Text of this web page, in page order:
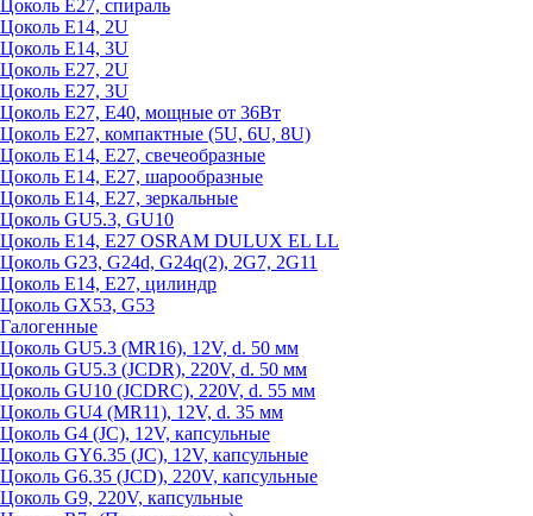
Цоколь Е27, спираль
Цоколь Е14, 2U
Цоколь Е14, 3U
Цоколь Е27, 2U
Цоколь Е27, 3U
Цоколь Е27, Е40, мощные от 36Вт
Цоколь Е27, компактные (5U, 6U, 8U)
Цоколь Е14, Е27, свечеобразные
Цоколь Е14, Е27, шарообразные
Цоколь Е14, Е27, зеркальные
Цоколь GU5.3, GU10
Цоколь Е14, Е27 OSRAM DULUX EL LL
Цоколь G23, G24d, G24q(2), 2G7, 2G11
Цоколь Е14, Е27, цилиндр
Цоколь GX53, G53
Галогенные
Цоколь GU5.3 (MR16), 12V, d. 50 мм
Цоколь GU5.3 (JCDR), 220V, d. 50 мм
Цоколь GU10 (JCDRC), 220V, d. 55 мм
Цоколь GU4 (MR11), 12V, d. 35 мм
Цоколь G4 (JC), 12V, капсульные
Цоколь GY6.35 (JC), 12V, капсульные
Цоколь G6.35 (JCD), 220V, капсульные
Цоколь G9, 220V, капсульные